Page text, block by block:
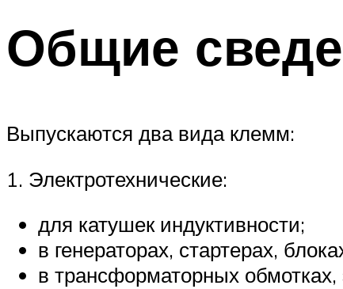
Общие
Выпускаются два вида клемм:
1. Электротехнические:
для катушек индуктивности;
в генераторах, стартерах,
в трансформаторных обмотках,